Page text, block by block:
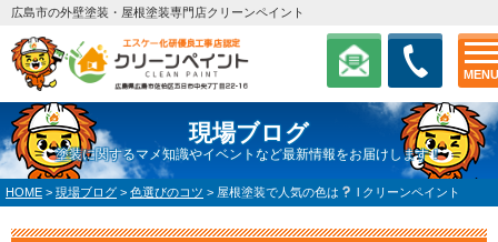
MENU
広島市の外壁塗装・屋根塗装専門店クリーンペイント
現場ブログ
塗装に関するマメ知識やイベントなど最新情報をお届けします！
HOME > 現場ブログ > 色選びのコツ > 屋根塗装で人気の色は l クリーンペイント